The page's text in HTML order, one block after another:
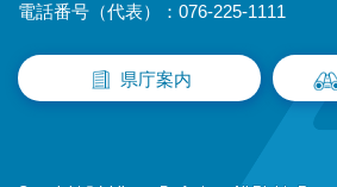
電話番号（代表）：076-225-1111
県庁案内